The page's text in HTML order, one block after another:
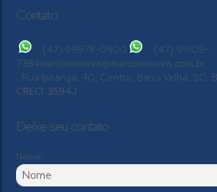
Contato
(47) 99978-0900
(47) 99109-
7384marcioimoveis@marcioimoveis.com.br
Rua Ipiranga, 40, Centro, Barra Velha, SC,
CRECI: 3594J
Deixe seu contato
Nome: